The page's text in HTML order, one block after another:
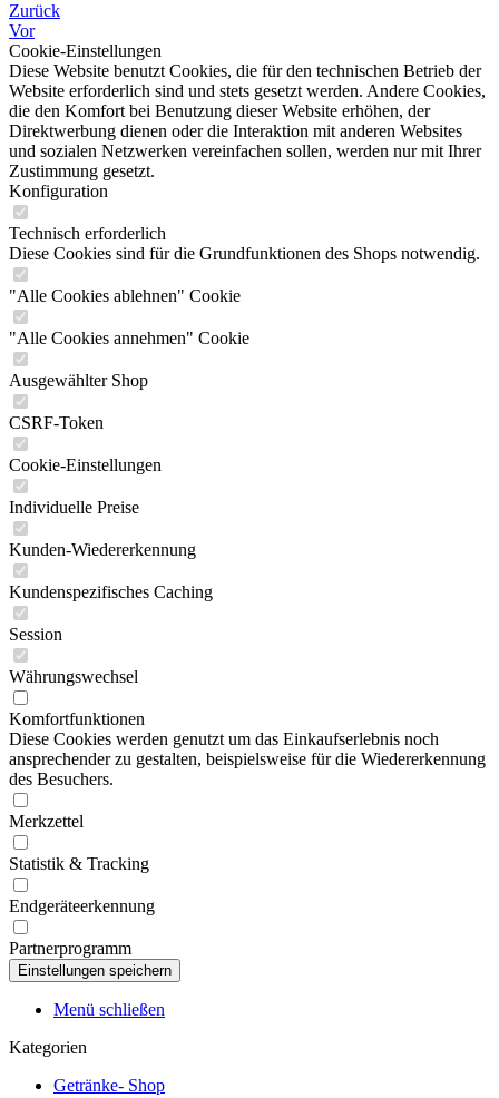
Zurück
Vor
Cookie-Einstellungen
Diese Website benutzt Cookies, die für den technischen Betrieb der
Website erforderlich sind und stets gesetzt werden. Andere Cookies,
die den Komfort bei Benutzung dieser Website erhöhen, der
Direktwerbung dienen oder die Interaktion mit anderen Websites
und sozialen Netzwerken vereinfachen sollen, werden nur mit Ihrer
Zustimmung gesetzt.
Konfiguration
Technisch erforderlich
Diese Cookies sind für die Grundfunktionen des Shops notwendig.
"Alle Cookies ablehnen" Cookie
"Alle Cookies annehmen" Cookie
Ausgewählter Shop
CSRF-Token
Cookie-Einstellungen
Individuelle Preise
Kunden-Wiedererkennung
Kundenspezifisches Caching
Session
Währungswechsel
Komfortfunktionen
Diese Cookies werden genutzt um das Einkaufserlebnis noch
ansprechender zu gestalten, beispielsweise für die Wiedererkennung
des Besuchers.
Merkzettel
Statistik & Tracking
Endgeräteerkennung
Partnerprogramm
Menü schließen
Kategorien
Getränke- Shop